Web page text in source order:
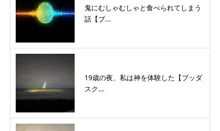
鬼にむしゃむしゃと食べられてしまう
話【ブ...
19歳の夜、私は神を体験した【ブッダ
スク...